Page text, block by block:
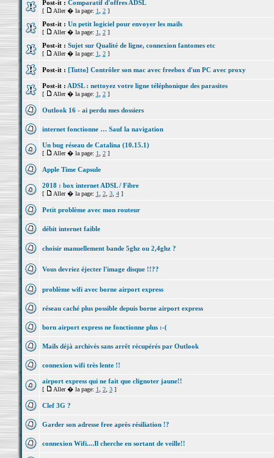
Post-it : Comparatif d'offres ADSL
[ Aller � la page: 1 2]
Post-it : Un petit logiciel pour envoyer les mails
[ Aller � la page: 1 2]
Post-it : Sujet sur Qualité de ligne, connexion fantomes etc
[ Aller � la page: 1 2]
Post-it : [Tutto] Contrôler son mac avec freebox d'un PC avec proxy
Post-it : ADSL : nettoyez votre ligne téléphonique des parasites
[ Aller � la page: 1 2]
Outlook 16 - ai perdu mes dossiers
internet fonctionne … Sauf la navigation
Un bug réseau de Catalina (10.15.1)
[ Aller � la page: 1 2]
Apple Time Capsule
2018 : box internet ADSL / Fibre
[ Aller � la page: 1 2, 3, 4]
Petit problème avec mon routeur
débit internet faible
choisir manuellement bande 5ghz ou 2,4ghz ?
Vous devriez éjecter l'image disque !!??
problème wifi avec borne airport express
réseau caché plus possible depuis borne airport express
born airport express ne fonctionne plus :-(
Mails déjà archivés sans arrêt récupérés par Outlook
connexion wifi très lente !!
airport express qui ne fait que clignoter jaune!!
[ Aller � la page: 1 2, 3]
Clef 3G ?
Garder son adresse free après résiliation !?
connexion Wifi....Il cherche en sortant de veille!!